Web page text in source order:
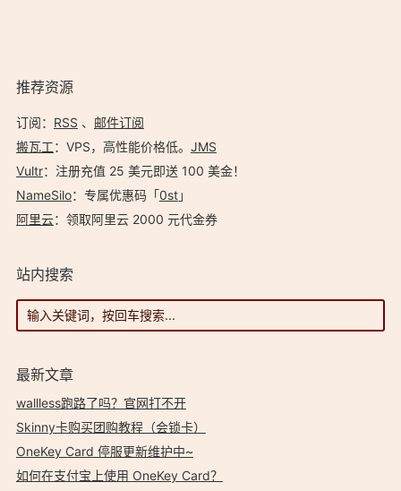
推荐资源
订阅： RSS 、 邮件订阅
搬瓦工：VPS，高性能价格低。️ JMS
Vultr：注册充值 25 美元即送 100 美金！
NameSilo：专属优惠码「0st」
阿里云：领取阿里云 2000 元代金券
站内搜索
最新文章
wallless跑路了吗？官网打不开
Skinny卡购买团购教程（会锁卡）
OneKey Card 停服更新维护中~
如何在支付宝上使用 OneKey Card？